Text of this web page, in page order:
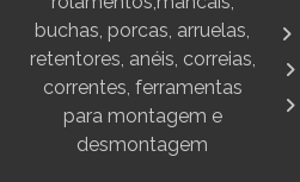
buchas, porcas, arruelas,
retentores, anéis, correias,
correntes, ferramentas
para montagem e
desmontagem